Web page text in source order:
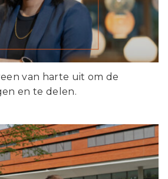
van harte uit om de
en te delen.